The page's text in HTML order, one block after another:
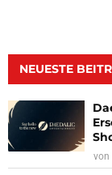
NEUESTE
von